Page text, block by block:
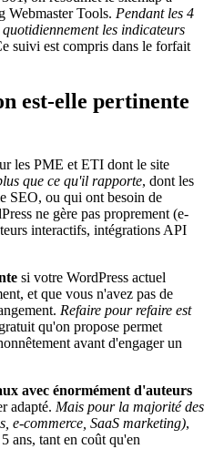
Webmaster Tools. Pendant les 4
les indicateurs
suivi est compris dans le forfait
est-elle pertinente
les PME et ETI dont le site
que ce qu'il rapporte, dont les
SEO, ou qui ont besoin de
ne gère pas proprement (e-
interactifs, intégrations API
si votre WordPress actuel
et que vous n'avez pas de
Refaire pour refaire est
qu'on propose permet
avant d'engager un
avec énormément d'auteurs
adapté. Mais pour la majorité des
e-commerce, SaaS marketing),
ans, tant en coût qu'en